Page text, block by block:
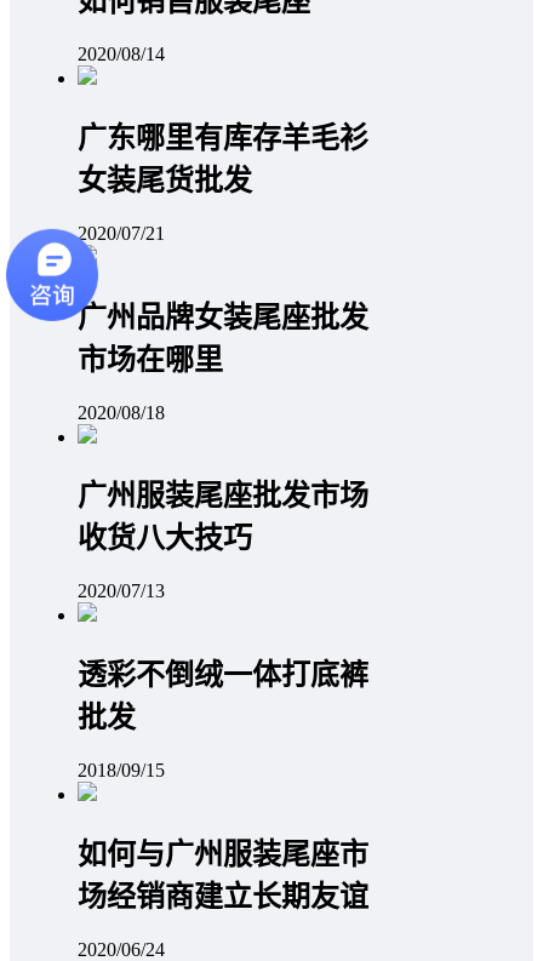
2020/08/14
广东哪里有库存羊毛衫
女装尾货批发
2020/07/21
广州品牌女装尾座批发
市场在哪里
2020/08/18
广州服装尾座批发市场
收货八大技巧
2020/07/13
透彩不倒绒一体打底裤
批发
2018/09/15
如何与广州服装尾座市
场经销商建立长期友谊
2020/06/24